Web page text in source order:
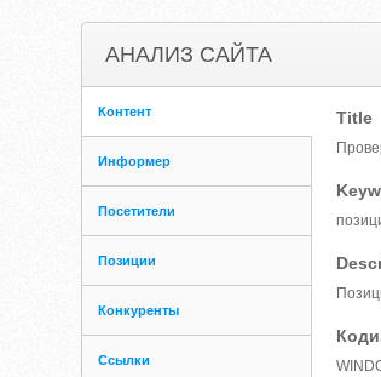
АНАЛИЗ САЙТА
Контент
Информер
Посетители
Позиции
Конкуренты
Ссылки
Title